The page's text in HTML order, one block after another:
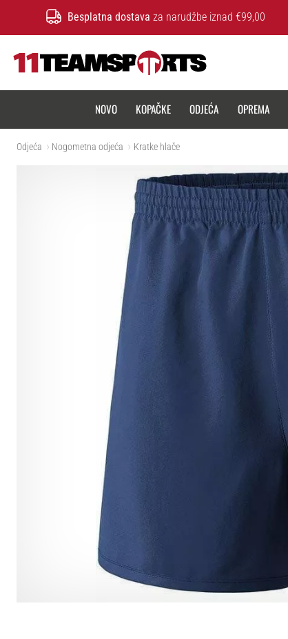
Besplatna dostava za narudžbe iznad €99,00
NOVO KOPAČKE ODJEĆA OPREMA
Odjeća Nogometna odjeća Kratke hlače